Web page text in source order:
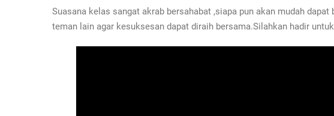
Suasana kelas sangat akrab bersahabat ,siapa pun akan mudah
teman lain agar kesuksesan dapat diraih bersama.Silahkan hadir